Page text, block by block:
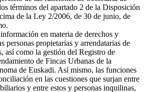
términos del apartado 2 de la Disposición
de la Ley 2/2006, de 30 de junio, de
en materia de derechos y
personas propietarias y arrendatarias de
así como la gestión del Registro de
de Fincas Urbanas de la
de Euskadi. Así mismo, las funciones
en las cuestiones que surjan entre
y entre estos y personas inquilinas,